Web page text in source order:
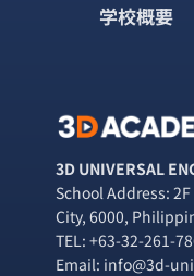
学校概要
3D UNIVERSAL
School Address:
City, 6000,
TEL: +63-32-261-
Email: info@3d-